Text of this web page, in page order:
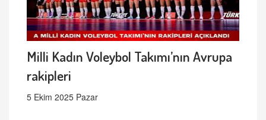
Milli Kadın Voleybol Takımı’nın Avrupa
rakipleri
5 Ekim 2025 Pazar